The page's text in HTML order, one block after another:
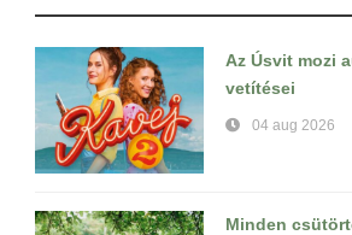
Az Úsvit mozi
vetítései
04 aug 2026
Minden